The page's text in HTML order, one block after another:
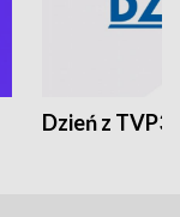
Dzień z TVP3